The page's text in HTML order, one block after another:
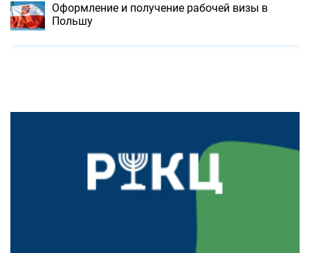
Оформление и получение рабочей визы в
Польшу